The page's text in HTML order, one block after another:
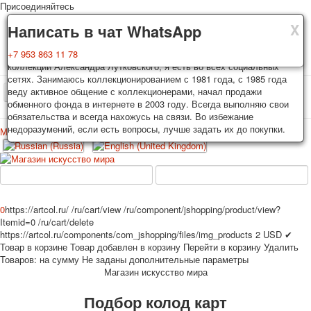
X
Доставка
Колоды, почтовые открытки тщательно упаковываются и
отправляются в течении 3-4 рабочих дней после оплаты.
Исключение: репринт под заказ, такие колоды карт отправляются в
течении 7-8 рабочих дней. Отправка осуществляется почтой России
с треком отслеживания. Цена пересылки зависит от веса и тарифов
почты на момент покупки. По желанию покупателя возможна
отправка СДЕК или другими транспортными компаниями.
X
Гарантия
Вы покупаете колоды игральных карт, почтовые открытки из частной
коллекции Александра Лутковского, я есть во всех социальных
сетях. Занимаюсь коллекционированием с 1981 года, с 1985 года
веду активное общение с коллекционерами, начал продажи
обменного фонда в интернете в 2003 году. Всегда выполняю свои
обязательства и всегда нахожусь на связи. Во избежание
недоразумений, если есть вопросы, лучше задать их до покупки.
X
Написать в чат WhatsApp
+7 953 863 11 78
Присоединяйтесь
TPL_PROTOSTAR_TOGGLE_MENU
Главная Игральные карты Открытки
Меню
Главная
Игральные карты
Эротические рисунки
Рекламные
Эротические фотоколоды
Пин-ап
Политические
Войти
0https://artcol.ru/ /ru/cart/view /ru/component/jshopping/product/view?
Itemid=0 /ru/cart/delete
https://artcol.ru/components/com_jshopping/files/img_products 2 USD ✔
Товар в корзине Товар добавлен в корзину Перейти в корзину Удалить
Товаров: на сумму Не заданы дополнительные параметры
Магазин искусство мира
Подбор колод карт